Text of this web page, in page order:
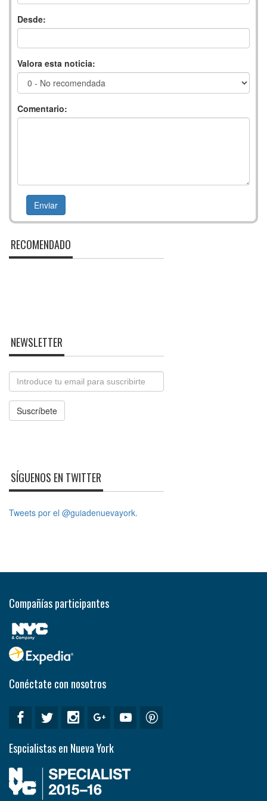
Desde:
Valora esta noticia:
Comentario:
RECOMENDADO
NEWSLETTER
Email
Suscríbete
SÍGUENOS EN TWITTER
Tweets por el @guiadenuevayork.
Compañías participantes
Conéctate con nosotros
Espcialistas en Nueva York